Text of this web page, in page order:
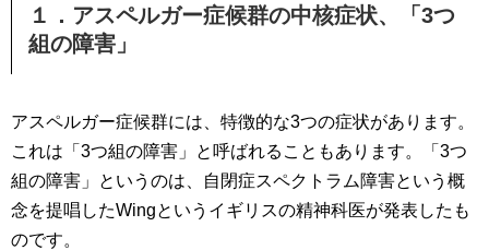
１．アスペルガー症候群の中核症状、「3つ
組の障害」
アスペルガー症候群には、特徴的な3つの症状があります。
これは「3つ組の障害」と呼ばれることもあります。「3つ
組の障害」というのは、自閉症スペクトラム障害という概
念を提唱したWingというイギリスの精神科医が発表したも
のです。